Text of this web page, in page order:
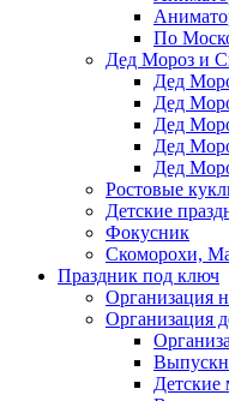
По
Дед Мороз и
Дед
Дед
Дед
Дед
Дед
Ростовые
Детские
Фокусник
Скоморохи,
Праздник под ключ
Организация
Организация
Детские